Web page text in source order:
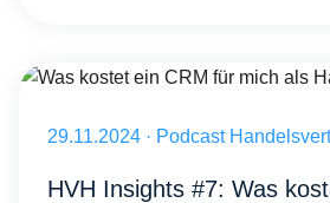
Veröffentlicht am 29.11.2024
29.11.2024 · Podcast
HVH Insights #7: Was